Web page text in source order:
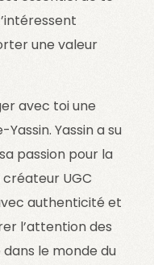
une valeur
avec toi une
Yassin a su
passion pour la
UGC
authenticité et
l’attention des
le monde du